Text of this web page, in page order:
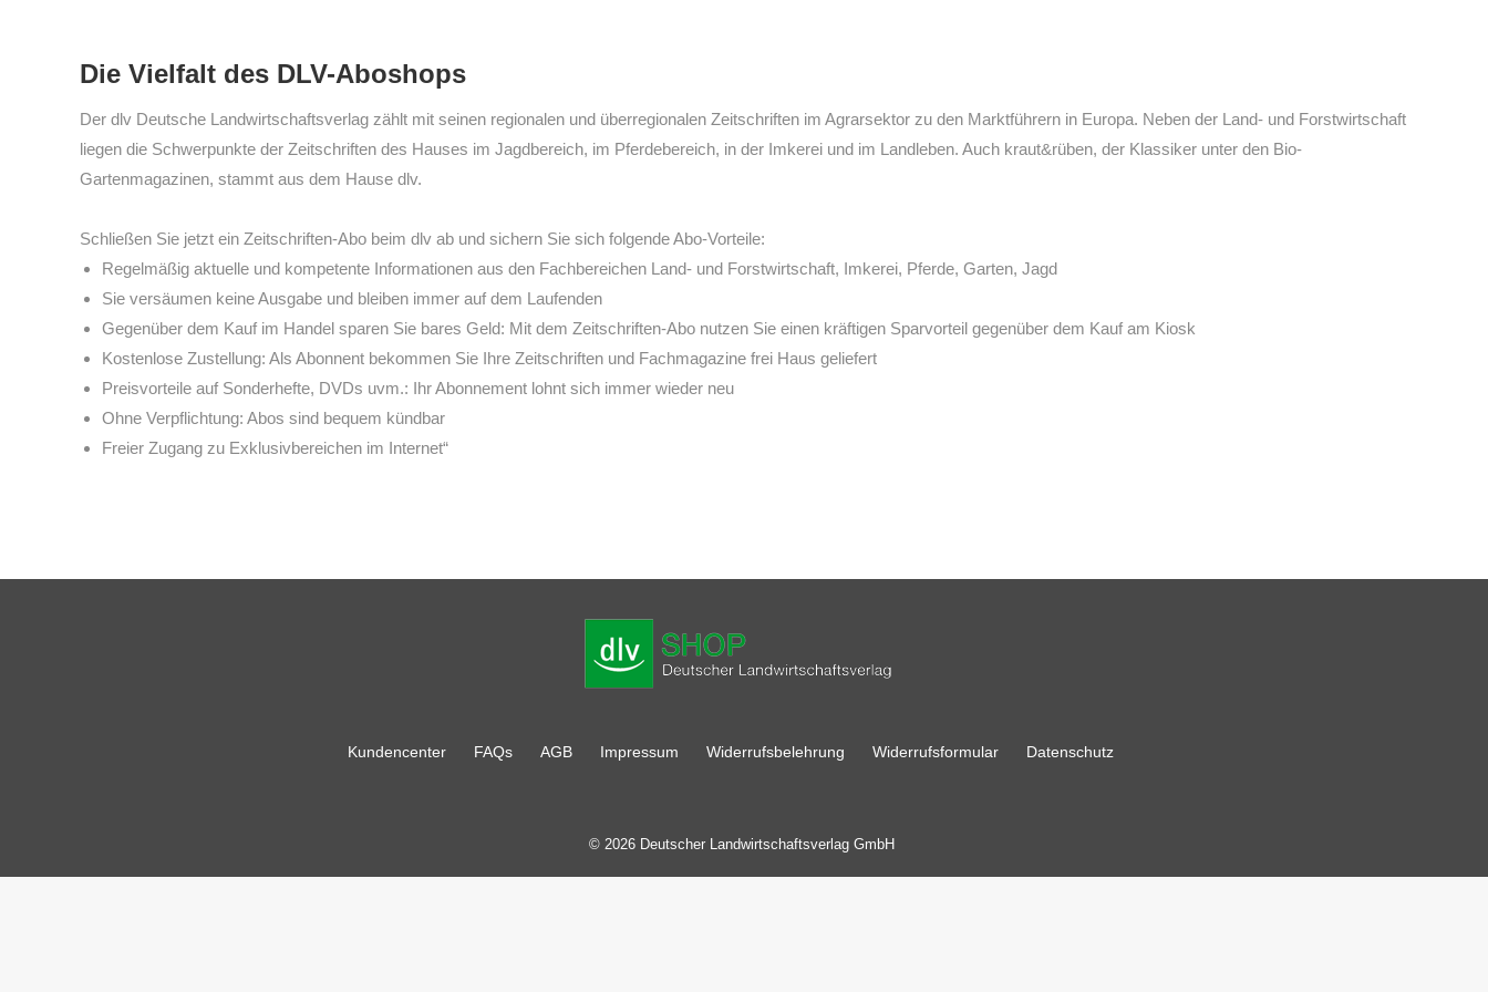
Die Vielfalt des DLV-Aboshops
Der dlv Deutsche Landwirtschaftsverlag zählt mit seinen regionalen und überregionalen Zeitschriften im Agrarsektor zu den Marktführern in Europa. Neben der Land- und Forstwirtschaft
liegen die Schwerpunkte der Zeitschriften des Hauses im Jagdbereich, im Pferdebereich, in der Imkerei und im Landleben. Auch kraut&rüben, der Klassiker unter den Bio-
Gartenmagazinen, stammt aus dem Hause dlv.
Schließen Sie jetzt ein Zeitschriften-Abo beim dlv ab und sichern Sie sich folgende Abo-Vorteile:
Regelmäßig aktuelle und kompetente Informationen aus den Fachbereichen Land- und Forstwirtschaft, Imkerei, Pferde, Garten, Jagd
Sie versäumen keine Ausgabe und bleiben immer auf dem Laufenden
Gegenüber dem Kauf im Handel sparen Sie bares Geld: Mit dem Zeitschriften-Abo nutzen Sie einen kräftigen Sparvorteil gegenüber dem Kauf am Kiosk
Kostenlose Zustellung: Als Abonnent bekommen Sie Ihre Zeitschriften und Fachmagazine frei Haus geliefert
Preisvorteile auf Sonderhefte, DVDs uvm.: Ihr Abonnement lohnt sich immer wieder neu
Ohne Verpflichtung: Abos sind bequem kündbar
Freier Zugang zu Exklusivbereichen im Internet“
Kundencenter FAQs AGB Impressum Widerrufsbelehrung Widerrufsformular Datenschutz
© 2026 Deutscher Landwirtschaftsverlag GmbH